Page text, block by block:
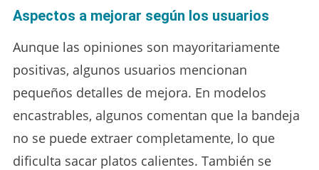
Aspectos a mejorar según los usuarios
Aunque las opiniones son mayoritariamente
positivas, algunos usuarios mencionan
pequeños detalles de mejora. En modelos
encastrables, algunos comentan que la bandeja
no se puede extraer completamente, lo que
dificulta sacar platos calientes. También se